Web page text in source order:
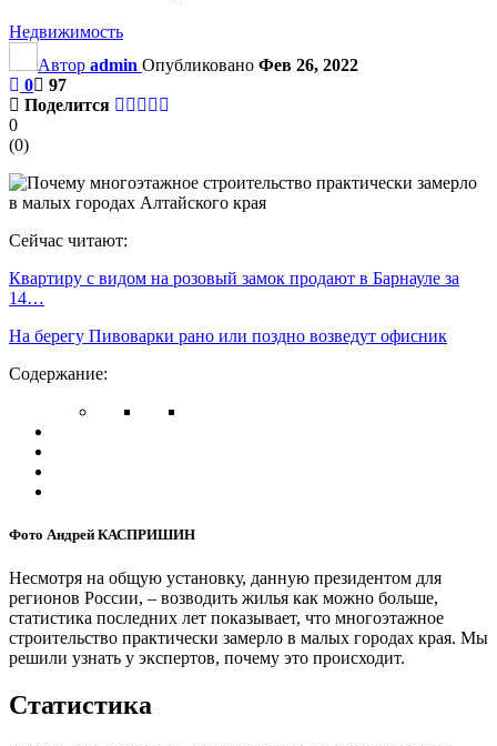
Недвижимость
Автор admin Опубликовано Фев 26, 2022
0
97
Поделится
0
(0)
Сейчас читают:
Квартиру с видом на розовый замок продают в Барнауле за
14…
На берегу Пивоварки рано или поздно возведут офисник
Содержание:
Фото Андрей КАСПРИШИН
Несмотря на общую установку, данную президентом для
регионов России, – возводить жилья как можно больше,
статистика последних лет показывает, что многоэтажное
строительство практически замерло в малых городах края. Мы
решили узнать у экспертов, почему это происходит.
Статистика